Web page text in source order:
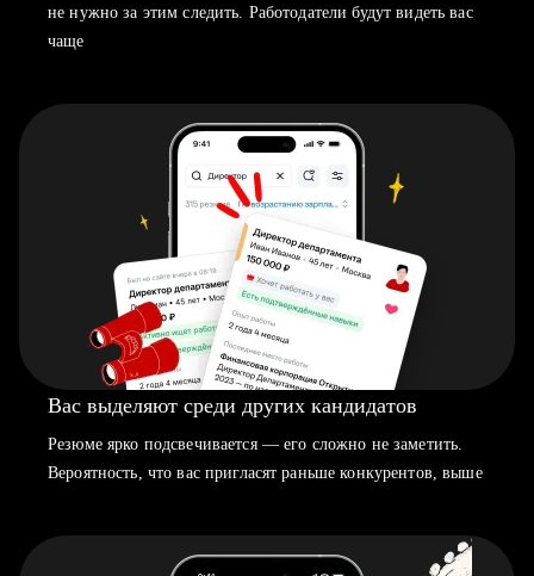
не нужно за этим следить. Работодатели будут видеть вас
чаще
Вас выделяют среди других кандидатов
Резюме ярко подсвечивается — его сложно не заметить.
Вероятность, что вас пригласят раньше конкурентов, выше